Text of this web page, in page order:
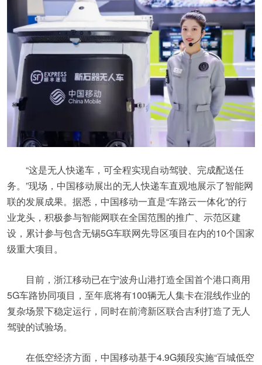
“这是无人快递车，可全程实现自动驾驶、完成配送任
务。”现场，中国移动展出的无人快递车直观地展示了智能网
联的发展成果。据悉，中国移动一直是“车路云一体化”的行
业龙头，积极参与智能网联在全国范围的推广、示范区建
设，累计参与包含无锡5G车联网先导区项目在内的10个国家
级重大项目。
目前，浙江移动已在宁波舟山港打造全国首个港口商用
5G车路协同项目，至年底将有100辆无人集卡在混线作业的
复杂场景下稳定运行，同时在前湾新区联合吉利打造了无人
驾驶的试验场。
在低空经济方面，中国移动基于4.9G频段实施“百城低空